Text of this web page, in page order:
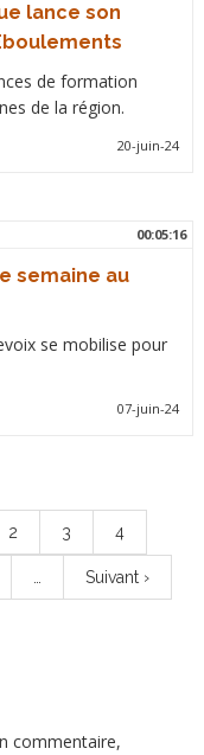
lance son
de formation
de la région.
20-juin-24
00:05:16
semaine au
se mobilise pour
07-juin-24
Page
2 Page
3 Page
4
Page
suivante
Suivant ›
commentaire,